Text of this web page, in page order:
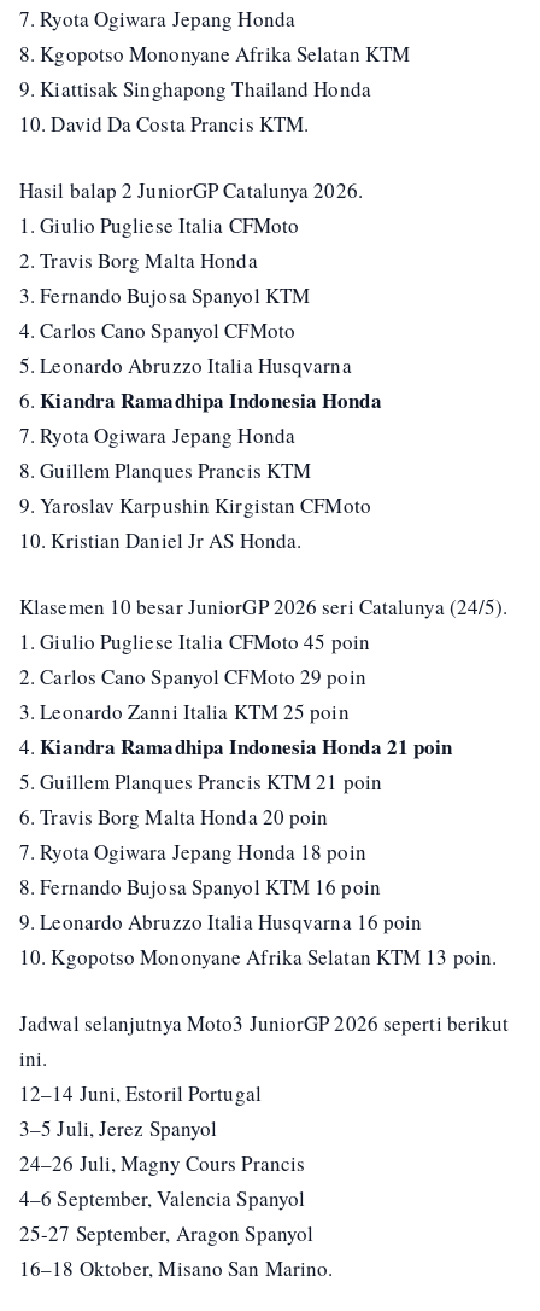
7. Ryota Ogiwara Jepang Honda
8. Kgopotso Mononyane Afrika Selatan KTM
9. Kiattisak Singhapong Thailand Honda
10. David Da Costa Prancis KTM.
Hasil balap 2 JuniorGP Catalunya 2026.
1. Giulio Pugliese Italia CFMoto
2. Travis Borg Malta Honda
3. Fernando Bujosa Spanyol KTM
4. Carlos Cano Spanyol CFMoto
5. Leonardo Abruzzo Italia Husqvarna
6.Kiandra Ramadhipa Indonesia Honda
7. Ryota Ogiwara Jepang Honda
8. Guillem Planques Prancis KTM
9. Yaroslav Karpushin Kirgistan CFMoto
10. Kristian Daniel Jr AS Honda.
Klasemen 10 besar JuniorGP 2026 seri Catalunya (24/5).
1. Giulio Pugliese Italia CFMoto 45 poin
2. Carlos Cano Spanyol CFMoto 29 poin
3. Leonardo Zanni Italia KTM 25 poin
4.Kiandra Ramadhipa Indonesia Honda 21 poin
5. Guillem Planques Prancis KTM 21 poin
6. Travis Borg Malta Honda 20 poin
7. Ryota Ogiwara Jepang Honda 18 poin
8. Fernando Bujosa Spanyol KTM 16 poin
9. Leonardo Abruzzo Italia Husqvarna 16 poin
10. Kgopotso Mononyane Afrika Selatan KTM 13 poin.
Jadwal selanjutnya Moto3 JuniorGP 2026 seperti berikut
ini.
12–14 Juni, Estoril Portugal
3–5 Juli, Jerez Spanyol
24–26 Juli, Magny Cours Prancis
4–6 September, Valencia Spanyol
25-27 September, Aragon Spanyol
16–18 Oktober, Misano San Marino.